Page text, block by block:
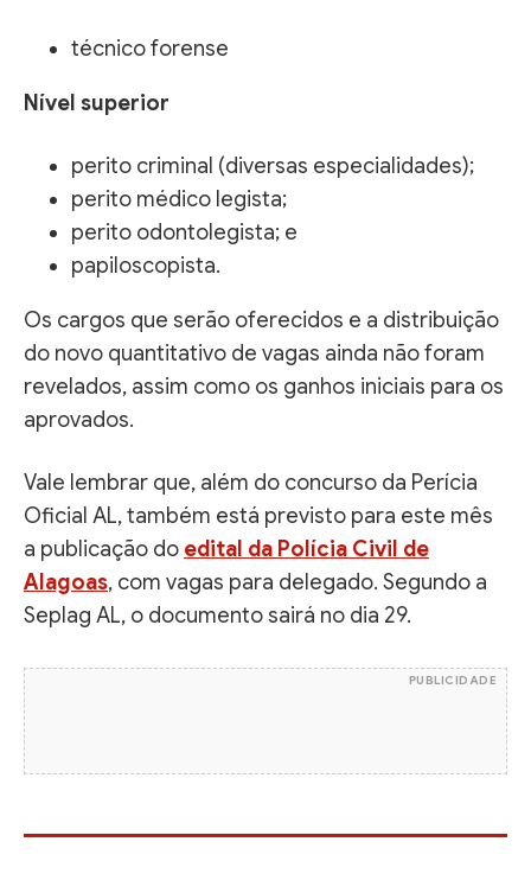
técnico forense
Nível superior
perito criminal (diversas especialidades);
perito médico legista;
perito odontolegista; e
papiloscopista.
Os cargos que serão oferecidos e a distribuição
do novo quantitativo de vagas ainda não foram
revelados, assim como os ganhos iniciais para os
aprovados.
Vale lembrar que, além do concurso da Perícia
Oficial AL, também está previsto para este mês
a publicação do edital da Polícia Civil de
Alagoas, com vagas para delegado. Segundo a
Seplag AL, o documento sairá no dia 29.
PUBLICIDADE